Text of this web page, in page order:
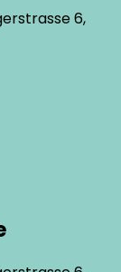
6,